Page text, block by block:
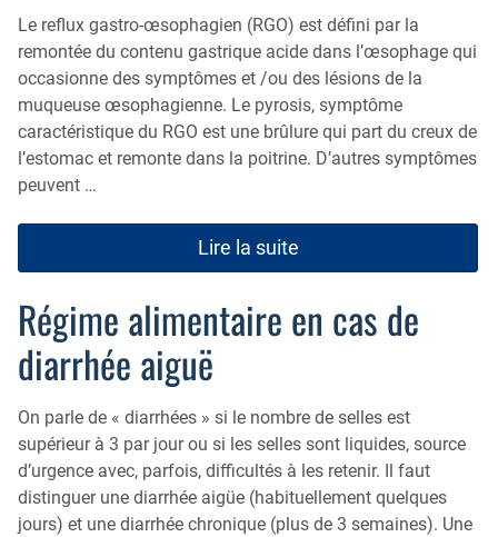
Le reflux gastro-œsophagien (RGO) est défini par la
remontée du contenu gastrique acide dans l’œsophage qui
occasionne des symptômes et /ou des lésions de la
muqueuse œsophagienne. Le pyrosis, symptôme
caractéristique du RGO est une brûlure qui part du creux de
l’estomac et remonte dans la poitrine. D’autres symptômes
peuvent …
Lire la suite
Régime alimentaire en cas de
diarrhée aiguë
On parle de « diarrhées » si le nombre de selles est
supérieur à 3 par jour ou si les selles sont liquides, source
d’urgence avec, parfois, difficultés à les retenir. Il faut
distinguer une diarrhée aigüe (habituellement quelques
jours) et une diarrhée chronique (plus de 3 semaines). Une